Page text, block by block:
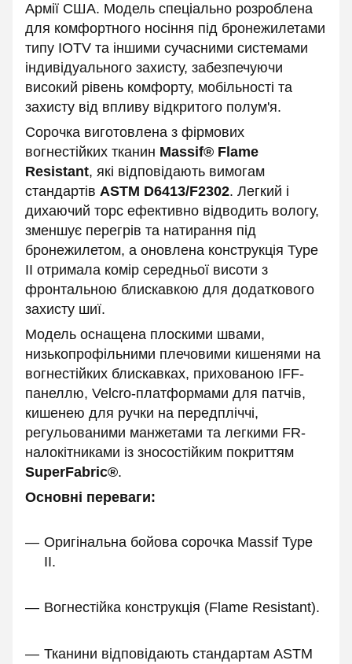
Армії США. Модель спеціально розроблена
для комфортного носіння під бронежилетами
типу IOTV та іншими сучасними системами
індивідуального захисту, забезпечуючи
високий рівень комфорту, мобільності та
захисту від впливу відкритого полум'я.
Сорочка виготовлена з фірмових
вогнестійких тканин Massif® Flame
Resistant, які відповідають вимогам
стандартів ASTM D6413/F2302. Легкий і
дихаючий торс ефективно відводить вологу,
зменшує перегрів та натирання під
бронежилетом, а оновлена конструкція Type
II отримала комір середньої висоти з
фронтальною блискавкою для додаткового
захисту шиї.
Модель оснащена плоскими швами,
низькопрофільними плечовими кишенями на
вогнестійких блискавках, прихованою IFF-
панеллю, Velcro-платформами для патчів,
кишенею для ручки на передпліччі,
регульованими манжетами та легкими FR-
налокітниками із зносостійким покриттям
SuperFabric®.
Основні переваги:
Оригінальна бойова сорочка Massif Type
II.
Вогнестійка конструкція (Flame Resistant).
Тканини відповідають стандартам ASTM